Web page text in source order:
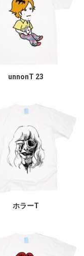
unnonT 23
ホラーT